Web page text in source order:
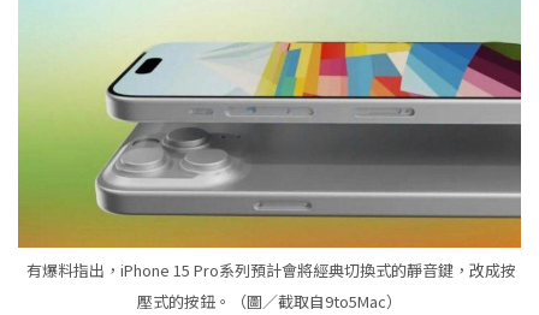
有爆料指出，iPhone 15 Pro系列預計會將經典切換式的靜音鍵，改成按
壓式的按鈕。（圖／截取自9to5Mac）